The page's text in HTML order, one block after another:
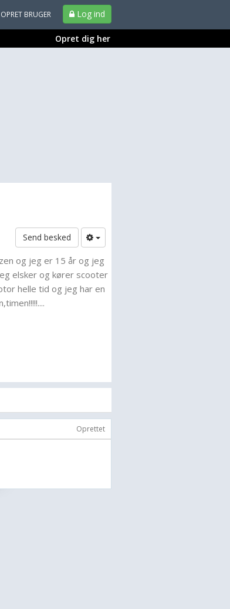
Log ind
BRUGER
Opret dig her
Send besked
og jeg er 15 år og jeg
elsker og kører scooter
helle tid og jeg har en
Oprettet